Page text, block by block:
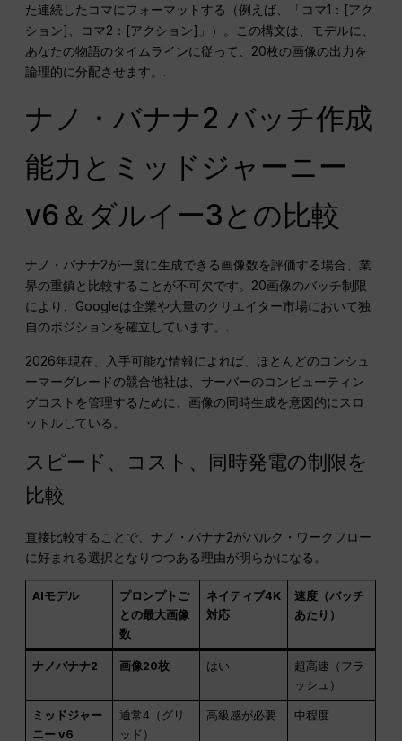
た連続したコマにフォーマットする（例えば、「コマ1：[アク
ション]、コマ2：[アクション]」）。この構文は、モデルに、
あなたの物語のタイムラインに従って、20枚の画像の出力を
論理的に分配させます。.
ナノ・バナナ2 バッチ作成
能力とミッドジャーニー
v6＆ダルイー3との比較
ナノ・バナナ2が一度に生成できる画像数を評価する場合、業
界の重鎮と比較することが不可欠です。20画像のバッチ制限
により、Googleは企業や大量のクリエイター市場において独
自のポジションを確立しています。.
2026年現在、入手可能な情報によれば、ほとんどのコンシュ
ーマーグレードの競合他社は、サーバーのコンピューティン
グコストを管理するために、画像の同時生成を意図的にスロ
ットルしている。.
スピード、コスト、同時発電の制限を
比較
直接比較することで、ナノ・バナナ2がバルク・ワークフロー
に好まれる選択となりつつある理由が明らかになる。.
AIモデル
プロンプトご
との最大画像
数
ネイティブ4K
対応
速度（バッチ
あたり）
ナノバナナ2 画像20枚 はい
超高速（フラ
ッシュ）
ミッドジャー
ニー v6
通常4（グリ
ッド）
高級感が必要 中程度